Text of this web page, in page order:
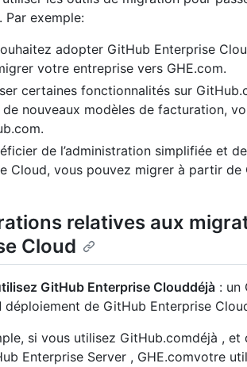
Par exemple:
adopter GitHub Enterprise
votre entreprise vers GHE.com.
certaines fonctionnalités sur
de nouveaux modèles de facturation,
de l’administration simplifiée et
Cloud, vous pouvez migrer à partir de
relatives aux
Cloud
GitHub Enterprise Clouddéjà : un
déploiement de GitHub Enterprise
si vous utilisez GitHub.comdéjà ,
Enterprise Server , GHE.comvotre